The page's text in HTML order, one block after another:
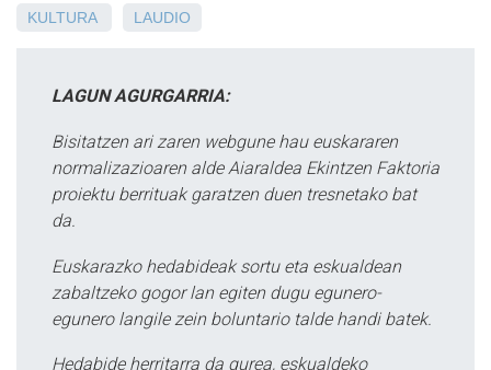
KULTURA LAUDIO
LAGUN AGURGARRIA:
Bisitatzen ari zaren webgune hau euskararen
normalizazioaren alde Aiaraldea Ekintzen Faktoria
proiektu berrituak garatzen duen tresnetako bat
da.
Euskarazko hedabideak sortu eta eskualdean
zabaltzeko gogor lan egiten dugu egunero-
egunero langile zein boluntario talde handi batek.
Hedabide herritarra da gurea, eskualdeko